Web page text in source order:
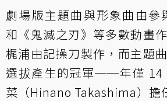
劇場版主題曲與形象曲由參
和《鬼滅之刃》等多數動畫
梶浦由記操刀製作，而主題
選拔產生的冠軍──年僅 14
菜（Hinano Takashima）擔